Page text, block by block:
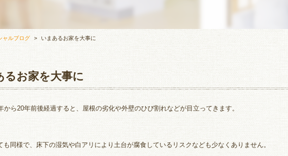
ャルブログ いまあるお家を大事に
るお家を大事に
から20年前後経過すると、屋根の劣化や外壁のひび割れなどが目立ってきます。
も同様で、床下の湿気や白アリにより土台が腐食しているリスクなども少なくありません。